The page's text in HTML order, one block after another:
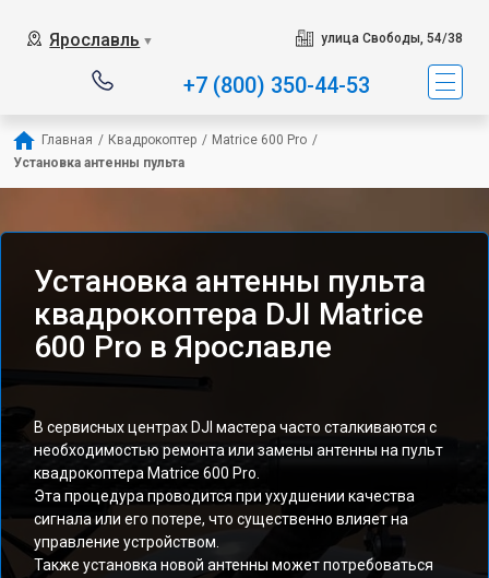
Ярославль ▼ улица Свободы, 54/38
+7 (800) 350-44-53
Главная / Квадрокоптер / Matrice 600 Pro /
Установка антенны пульта
Установка антенны пульта
квадрокоптера DJI Matrice
600 Pro в Ярославле
В сервисных центрах DJI мастера часто сталкиваются с
необходимостью ремонта или замены антенны на пульт
квадрокоптера Matrice 600 Pro.
Эта процедура проводится при ухудшении качества
сигнала или его потере, что существенно влияет на
управление устройством.
Также установка новой антенны может потребоваться